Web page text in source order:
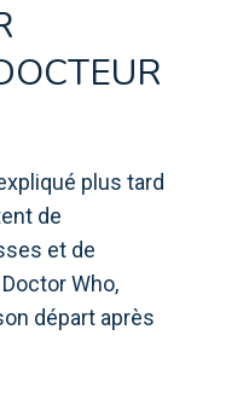
plus tard
de
et de
Who,
départ après